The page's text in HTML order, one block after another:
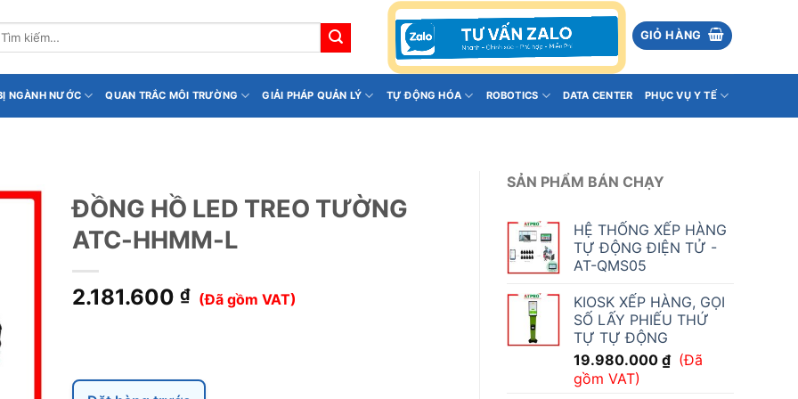
GIỎ HÀNG
NGÀNH NƯỚC QUAN TRẮC MÔI TRƯỜNG GIẢI PHÁP QUẢN LÝ TỰ ĐỘNG HÓA ROBOTICS DATA CENTER PHỤC VỤ Y TẾ
SẢN PHẨM BÁN CHẠY
HỆ THỐNG XẾP HÀNG
TỰ ĐỘNG ĐIỆN TỬ -
AT-QMS05
KIOSK XẾP HÀNG, GỌI
SỐ LẤY PHIẾU THỨ
TỰ TỰ ĐỘNG
19.980.000 ₫ (Đã
gồm VAT)
ĐỒNG HỒ LED TREO TƯỜNG
ATC-HHMM-L
2.181.600 ₫ (Đã gồm VAT)